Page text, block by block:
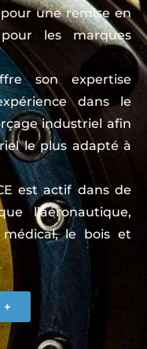
une remise en
les marques
son expertise
dans le
industriel afin
le plus adapté à
est actif dans de
l’aéronautique,
médical, le bois et
+